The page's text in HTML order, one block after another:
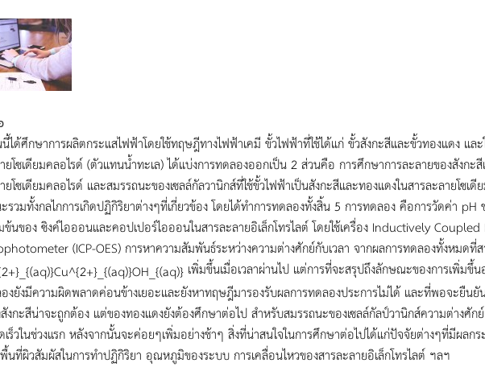
นี้ได้ศึกษาการผลิตกระแสไฟฟ้าโดยใช้ทฤษฎีทางไฟฟ้าเคมี ขั้วไฟฟ้าที่ใช้ได้แก่ ขั้วสังกะสีและขั้วทองแดง และ
ยโซเดียมคลอไรด์ (ตัวแทนน้ำทะเล) ได้แบ่งการทดลองออกเป็น 2 ส่วนคือ การศึกษาการละลายของสังกะ
ยโซเดียมคลอไรด์ และสมรรถนะของเซลล์กัลวานิกส์ที่ใช้ขั้วไฟฟ้าเป็นสังกะสีและทองแดงในสารละลายโซ
รวมทั้งกลไกการเกิดปฏิกิริยาต่างๆที่เกี่ยวข้อง โดยได้ทำการทดลองทั้งสิ้น 5 การทดลอง คือการวัดค่า pH
ข้นของ ซิงค์ไอออนและคอปเปอร์ไอออนในสารละลายอิเล็กโทรไลต์ โดยใช้เครื่อง Inductively
(ICP-OES) การหาความสัมพันธ์ระหว่างความต่างศักย์กับเวลา จากผลการทดลองทั้งหมดที่
เพิ่มขึ้นเมื่อเวลาผ่านไป แต่การที่จะสรุปถึงลักษณะของการเพิ่มขึ้น
งยังมีความผิดพลาดค่อนข้างเยอะและยังหาทฤษฎีมารองรับผลการทดลองประการไม่ได้ และที่พอจะยืน
งกะสีน่าจะถูกต้อง แต่ของทองแดงยังต้องศึกษาต่อไป สำหรับสมรรถนะของเซลล์กัลป์วานิกส์ความต่างศัก
เร็วในช่วงแรก หลังจากนั้นจะค่อยๆเพิ่มอย่างช้าๆ สิ่งที่น่าสนใจในการศึกษาต่อไปได้แก่ปัจจัยต่างๆที่มีผลก
นที่ผิวสัมผัสในการทำปฏิกิริยา อุณหภูมิของระบบ การเคลื่อนไหวของสารละลายอิเล็กโทรไลต์ ฯลฯ